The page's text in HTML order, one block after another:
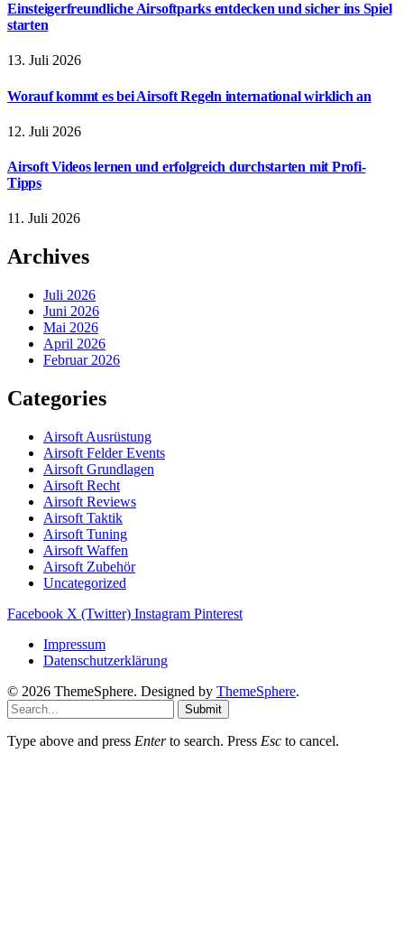
Einsteigerfreundliche Airsoftparks entdecken und sicher ins Spiel
starten
13. Juli 2026
Worauf kommt es bei Airsoft Regeln international wirklich an
12. Juli 2026
Airsoft Videos lernen und erfolgreich durchstarten mit Profi-
Tipps
11. Juli 2026
Archives
Juli 2026
Juni 2026
Mai 2026
April 2026
Februar 2026
Categories
Airsoft Ausrüstung
Airsoft Felder Events
Airsoft Grundlagen
Airsoft Recht
Airsoft Reviews
Airsoft Taktik
Airsoft Tuning
Airsoft Waffen
Airsoft Zubehör
Uncategorized
Facebook X (Twitter) Instagram Pinterest
Impressum
Datenschutzerklärung
© 2026 ThemeSphere. Designed by ThemeSphere.
Submit
Type above and press Enterto search. Press Esc to cancel.